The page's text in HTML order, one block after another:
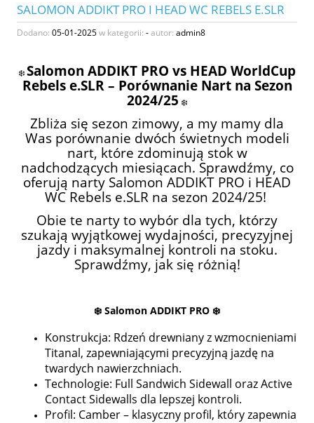
SALOMON ADDIKT PRO I HEAD WC REBELS E.SLR
Dodano: 05-01-2025w kategorii: -autor: admin8
❄️Salomon ADDIKT PRO vs HEAD WorldCup
Rebels e.SLR – Porównanie Nart na Sezon
2024/25 ❄️
Zbliża się sezon zimowy, a my mamy dla
Was porównanie dwóch świetnych modeli
nart, które zdominują stok w
nadchodzących miesiącach. Sprawdźmy, co
oferują narty Salomon ADDIKT PRO i HEAD
WC Rebels e.SLR na sezon 2024/25!
Obie te narty to wybór dla tych, którzy
szukają wyjątkowej wydajności, precyzyjnej
jazdy i maksymalnej kontroli na stoku.
Sprawdźmy, jak się różnią!
❄️ Salomon ADDIKT PRO ❄️
Konstrukcja: Rdzeń drewniany z wzmocnieniami
Titanal, zapewniającymi precyzyjną jazdę na
twardych nawierzchniach.
Technologie: Full Sandwich Sidewall oraz Active
Contact Sidewalls dla lepszej kontroli.
Profil: Camber – klasyczny profil, który zapewnia